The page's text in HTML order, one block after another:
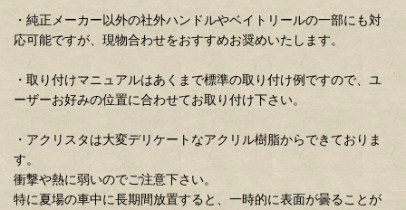
・純正メーカー以外の社外ハンドルやベイトリールの一部にも対
応可能ですが、現物合わせをおすすめお奨めいたします。
・取り付けマニュアルはあくまで標準の取り付け例ですので、ユ
ーザーお好みの位置に合わせてお取り付け下さい。
・アクリスタは大変デリケートなアクリル樹脂からできておりま
す。
衝撃や熱に弱いのでご注意下さい。
特に夏場の車中に長期間放置すると、一時的に表面が曇ることが